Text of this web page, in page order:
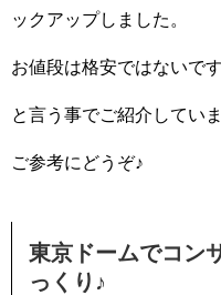
ックアップしました。
お値段は格安ではないで
と言う事でご紹介していま
ご参考にどうぞ♪
東京ドームでコン
っくり♪